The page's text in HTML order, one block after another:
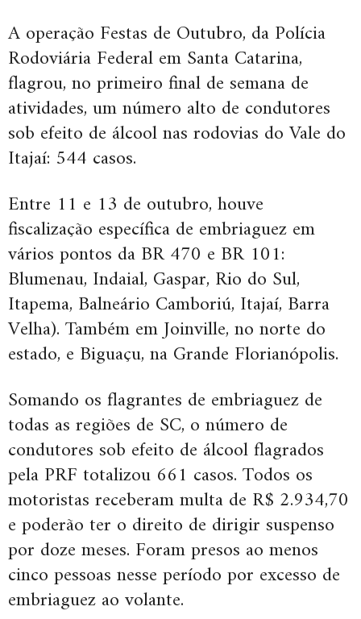
A operação Festas de Outubro, da Polícia
Rodoviária Federal em Santa Catarina,
flagrou, no primeiro final de semana de
atividades, um número alto de condutores
sob efeito de álcool nas rodovias do Vale do
Itajaí: 544 casos.
Entre 11 e 13 de outubro, houve
fiscalização específica de embriaguez em
vários pontos da BR 470 e BR 101:
Blumenau, Indaial, Gaspar, Rio do Sul,
Itapema, Balneário Camboriú, Itajaí, Barra
Velha). Também em Joinville, no norte do
estado, e Biguaçu, na Grande Florianópolis.
Somando os flagrantes de embriaguez de
todas as regiões de SC, o número de
condutores sob efeito de álcool flagrados
pela PRF totalizou 661 casos. Todos os
motoristas receberam multa de R$ 2.934,70
e poderão ter o direito de dirigir suspenso
por doze meses. Foram presos ao menos
cinco pessoas nesse período por excesso de
embriaguez ao volante.